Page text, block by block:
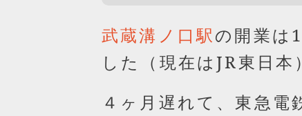
武蔵溝ノ口駅 の開業は
した（現在はJR東日本
４ヶ月遅れて、東急電